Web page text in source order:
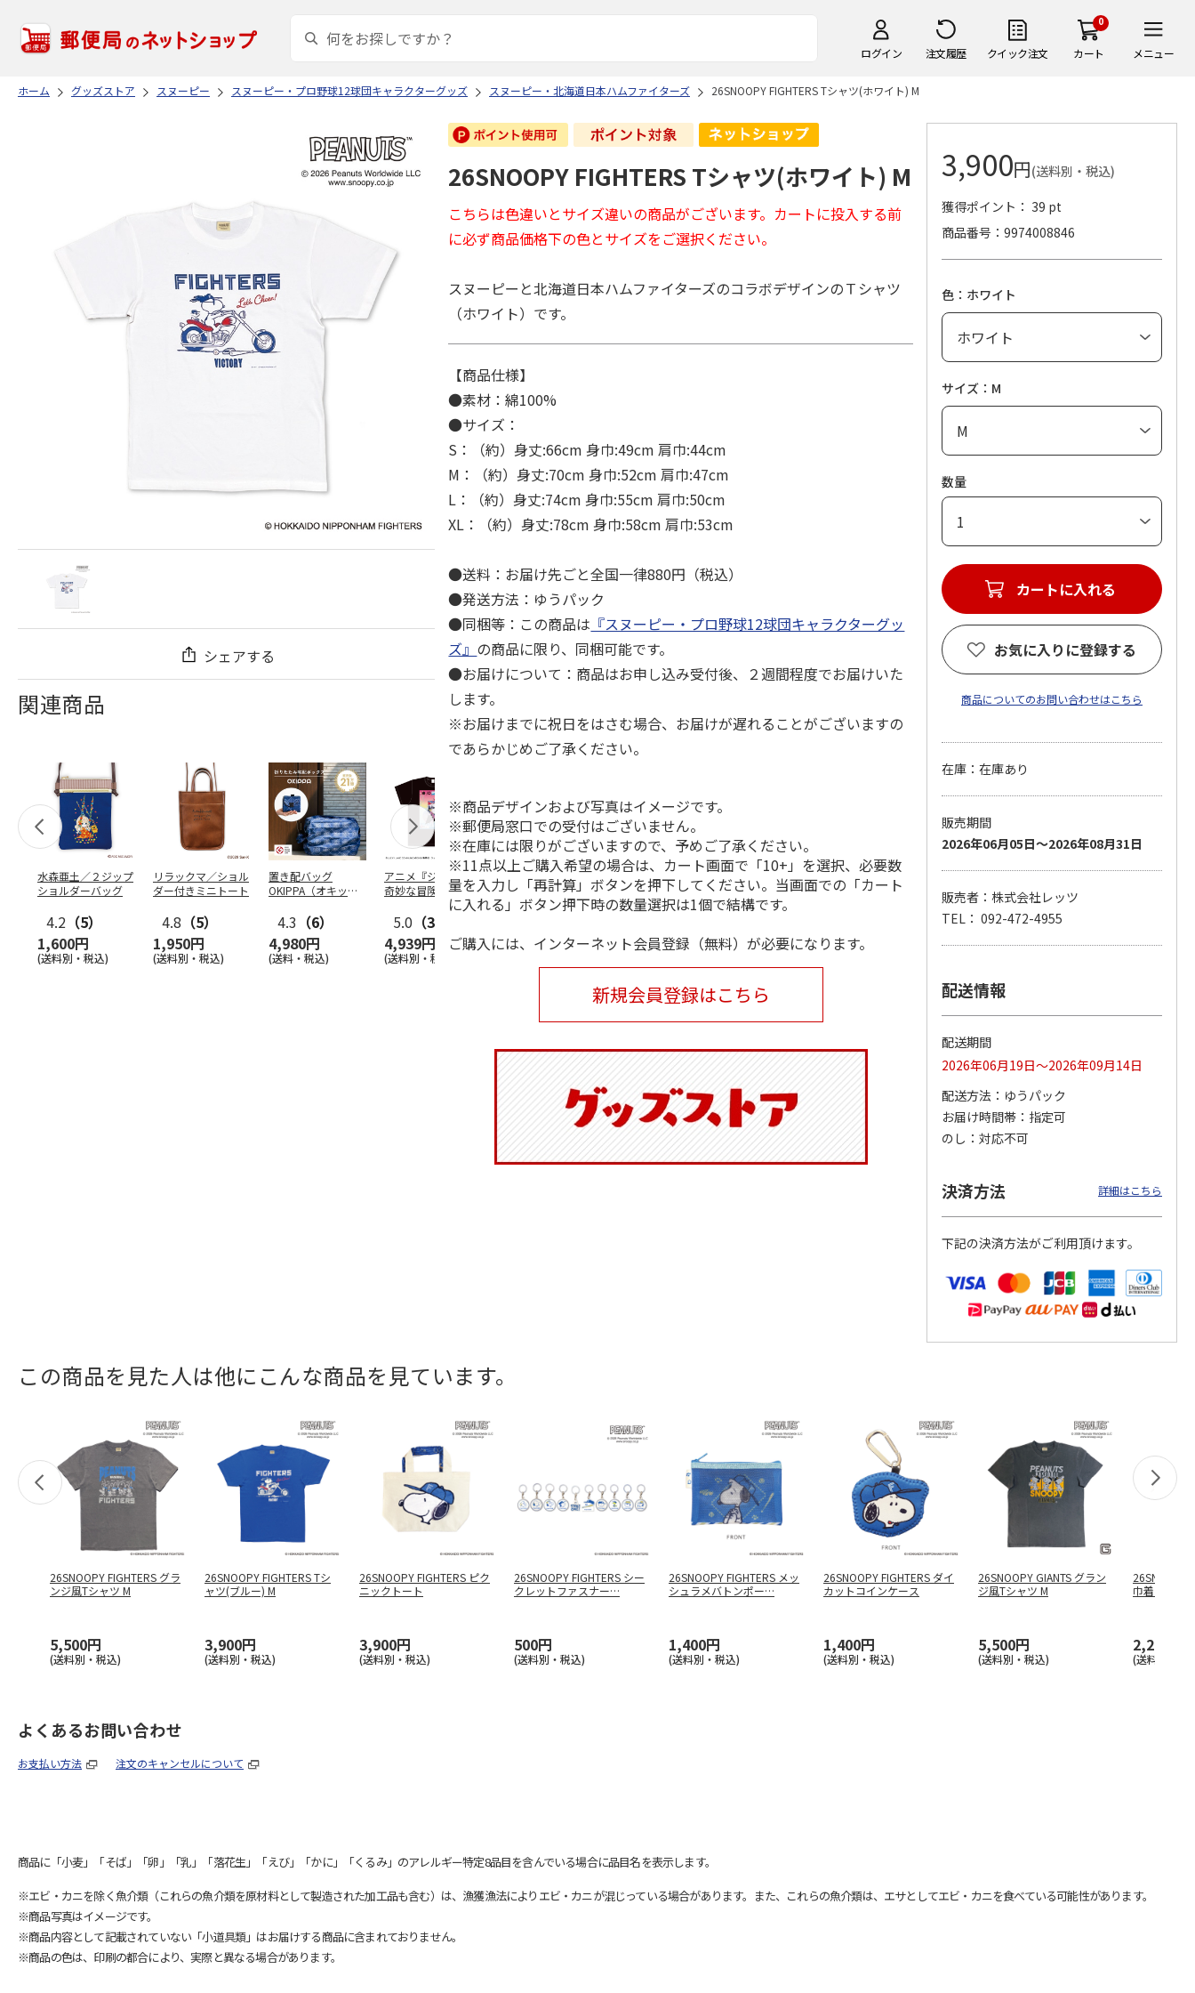
ログイン 注文履歴 クイック注文
0
カート メニュー
ホーム グッズストア スヌーピー スヌーピー・プロ野球12球団キャラクターグッズ スヌーピー・北海道日本ハムファイターズ 26SNOOPY FIGHTERS Tシャツ(ホワイト) M
シェアする
関連商品
水森亜土／２ジップ
ショルダーバッグ
4.2 （5）
1,600円
(送料別・税込)
リラックマ／ショル
ダー付きミニトート
4.8 （5）
1,950円
(送料別・税込)
置き配バッグ
OKIPPA（オキッ
4.3 （6）
4,980円
(送料・税込)
アニメ『ジョジョの
奇妙な冒険 黄金の
風』CITY POP…
5.0 （3）
4,939円
(送料別・税込)
コジコジ／ショルダ
ー付きバッグ
1,760円
POSTIES オリジナ
ルTシャツ Sサイズ
3,080円
アニメ『ジョジョの
奇妙な冒険 黄金の
風』CITY POP
3,839円
『ジョジョの奇妙な
冒険 スターダスト
4,400円
『ジョジョの奇妙な
冒険 スターダスト
クルセイダース』
トラ…
3,300円
『ジョジョの奇妙な
3,300円
26SNOOPY FIGHTERS Tシャツ(ホワイト) M
こちらは色違いとサイズ違いの商品がございます。カートに投入する前
に必ず商品価格下の色とサイズをご選択ください。
スヌーピーと北海道日本ハムファイターズのコラボデザインのＴシャツ
（ホワイト）です。
【商品仕様】
●素材：綿100%
●サイズ：
S：（約）身丈:66cm 身巾:49cm 肩巾:44cm
M：（約）身丈:70cm 身巾:52cm 肩巾:47cm
L：（約）身丈:74cm 身巾:55cm 肩巾:50cm
XL：（約）身丈:78cm 身巾:58cm 肩巾:53cm
●送料：お届け先ごと全国一律880円（税込）
●発送方法：ゆうパック
●同梱等：この商品は 『スヌーピー・プロ野球12球団キャラクターグッ
ズ』 の商品に限り、同梱可能です。
●お届けについて：商品はお申し込み受付後、２週間程度でお届けいた
します。
※お届けまでに祝日をはさむ場合、お届けが遅れることがございますの
であらかじめご了承ください。
※商品デザインおよび写真はイメージです。
※郵便局窓口での受付はございません。
※在庫には限りがございますので、予めご了承ください。
※11点以上ご購入希望の場合は、カート画面で「10+」を選択、必要数
量を入力し「再計算」ボタンを押下してください。当画面での「カート
に入れる」ボタン押下時の数量選択は1個で結構です。
ご購入には、インターネット会員登録（無料）が必要になります。
新規会員登録はこちら
3,900円(送料別・税込)
獲得ポイント： 39 pt
商品番号
9974008846
色：ホワイト
サイズ：M
数量
カートに入れる
お気に入りに登録する
商品についてのお問い合わせはこちら
在庫：在庫あり
販売期間
2026年06月05日～2026年08月31日
販売者：株式会社レッツ
TEL： 092-472-4955
配送情報
配送期間
2026年06月19日～2026年09月14日
配送方法
ゆうパック
お届け時間帯
指定可
のし
対応不可
決済方法 詳細はこちら
下記の決済方法がご利用頂けます。
この商品を見た人は他にこんな商品を見ています。
26SNOOPY FIGHTERS グラ
ンジ風Tシャツ M
5,500円
(送料別・税込)
26SNOOPY FIGHTERS Tシ
ャツ(ブルー) M
3,900円
(送料別・税込)
26SNOOPY FIGHTERS ピク
ニックトート
3,900円
(送料別・税込)
26SNOOPY FIGHTERS シー
クレットファスナー…
500円
(送料別・税込)
26SNOOPY FIGHTERS メッ
シュラメバトンポー…
1,400円
(送料別・税込)
26SNOOPY FIGHTERS ダイ
カットコインケース
1,400円
(送料別・税込)
26SNOOPY GIANTS グラン
ジ風Tシャツ M
5,500円
(送料別・税込)
26SNOOPY
巾着トート
2,200円
(送料別・税
よくあるお問い合わせ
お支払い方法 注文のキャンセルについて
商品に「小麦」「そば」「卵」「乳」「落花生」「えび」「かに」「くるみ」のアレルギー特定8品目を含んでいる場合に品目名を表示します。
※エビ・カニを除く魚介類（これらの魚介類を原材料として製造された加工品も含む）は、漁獲漁法によりエビ・カニが混じっている場合があります。また、これらの魚介類は、エサとしてエビ・カニを食べている可能性があります。
※商品写真はイメージです。
※商品内容として記載されていない「小道具類」はお届けする商品に含まれておりません。
※商品の色は、印刷の都合により、実際と異なる場合があります。